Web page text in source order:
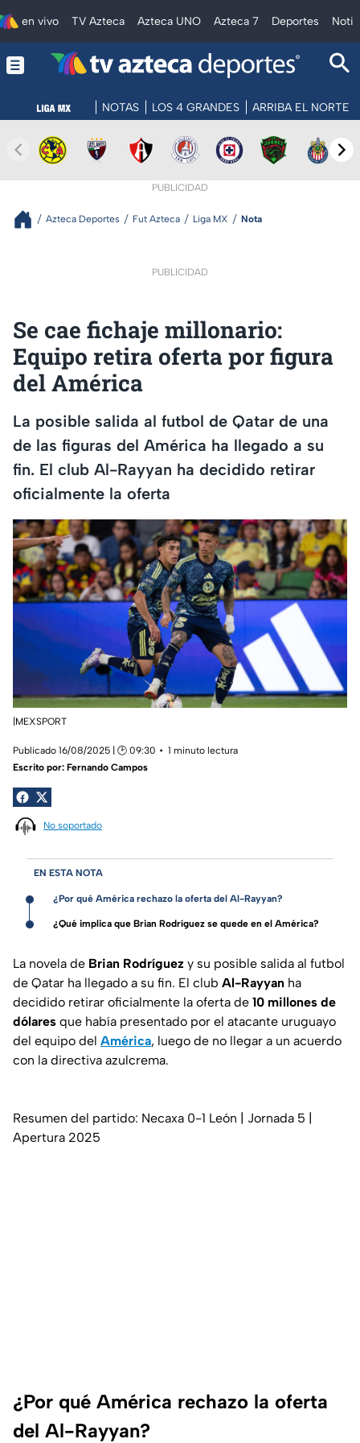
en vivo TV Azteca Azteca UNO Azteca 7 Deportes
NOTAS LOS 4 GRANDES ARRIBA EL NORTE
PUBLICIDAD
Azteca Deportes Fut Azteca Liga MX Nota
PUBLICIDAD
Se cae fichaje millonario:
Equipo retira oferta por figura
del América
La posible salida al futbol de Qatar de una
de las figuras del América ha llegado a su
fin. El club Al-Rayyan ha decidido retirar
oficialmente la oferta
|MEXSPORT
Publicado 16/08/2025 | 🕑 09:30
1 minuto lectura
Escrito por: Fernando Campos
No soportado
EN ESTA NOTA
¿Por qué América rechazo la oferta del Al-Rayyan?
¿Qué implica que Brian Rodríguez se quede en el América?
La novela de Brian Rodríguez y su posible salida al futbol
de Qatar ha llegado a su fin. El club Al-Rayyan ha
decidido retirar oficialmente la oferta de 10 millones de
dólares que había presentado por el atacante uruguayo
del equipo del América, luego de no llegar a un acuerdo
con la directiva azulcrema.
Resumen del partido: Necaxa 0-1 León | Jornada 5 |
Apertura 2025
¿Por qué América rechazo la oferta
del Al-Rayyan?